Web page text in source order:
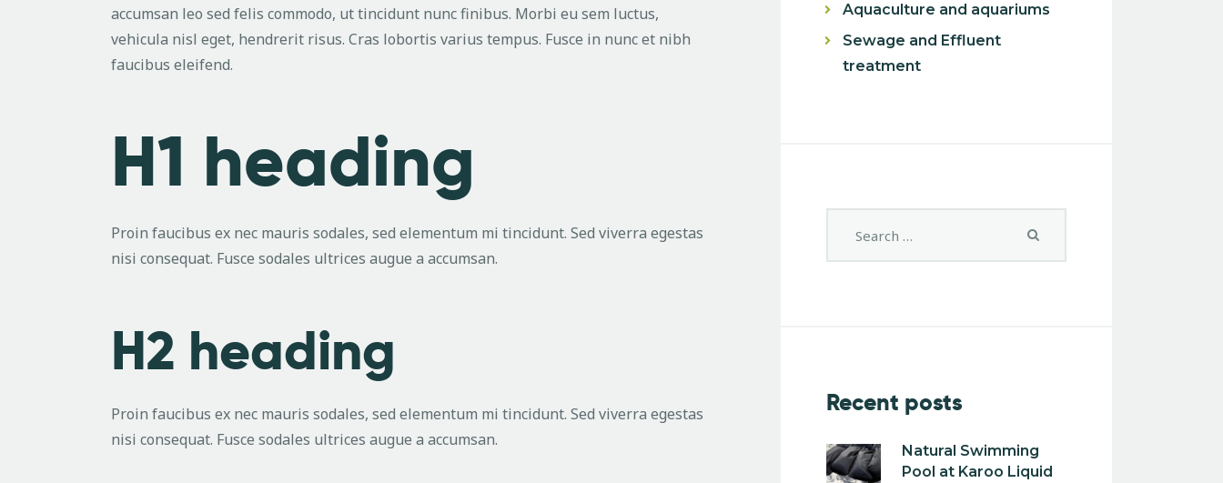
accumsan leo sed felis commodo, ut tincidunt nunc finibus. Morbi eu sem luctus,
vehicula nisl eget, hendrerit risus. Cras lobortis varius tempus. Fusce in nunc et nibh
faucibus eleifend.
H1 heading
Proin faucibus ex nec mauris sodales, sed elementum mi tincidunt. Sed viverra egestas
nisi consequat. Fusce sodales ultrices augue a accumsan.
H2 heading
Proin faucibus ex nec mauris sodales, sed elementum mi tincidunt. Sed viverra egestas
nisi consequat. Fusce sodales ultrices augue a accumsan.
Aquaculture and aquariums
Sewage and Effluent
treatment
Recent posts
Natural Swimming
Pool at Karoo Liquid